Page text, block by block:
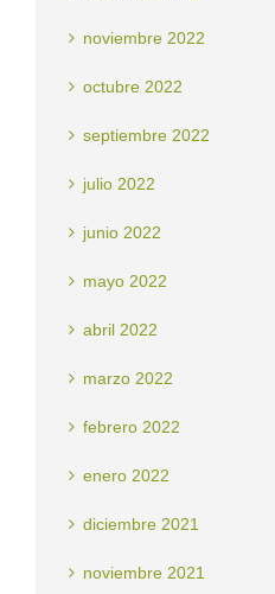
noviembre 2022
octubre 2022
septiembre 2022
julio 2022
junio 2022
mayo 2022
abril 2022
marzo 2022
febrero 2022
enero 2022
diciembre 2021
noviembre 2021